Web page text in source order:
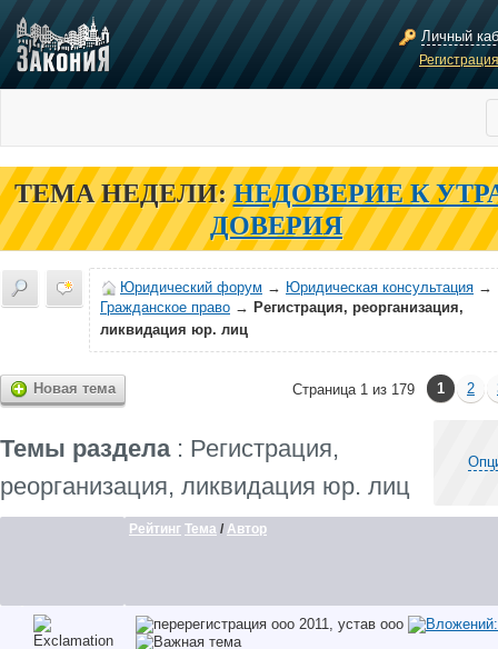
Личный
ТЕМА НЕДЕЛИ: НЕДОВЕРИЕ К
ДОВЕРИЯ
Юридический форум → Юридическая консультация →
Гражданское право → Регистрация, реорганизация,
ликвидация юр. лиц
Новая тема Страница 1 из 179 1 2
Темы раздела: Регистрация,
реорганизация, ликвидация юр. лиц
Рейтинг Тема / Автор